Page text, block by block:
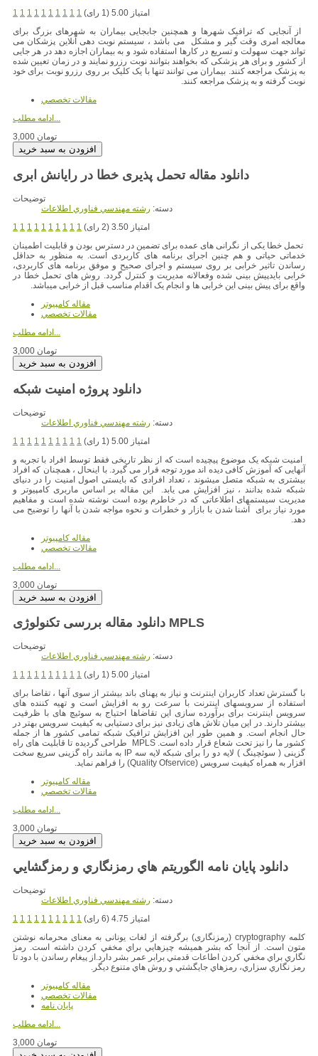
1 1 1 1 1 1 1 1 1 1
امتیاز 5.00 (1 رای)
از آنجایی که ترافیک شهرها و همچنین جابجایی بیماران به شهرهای بزرگ برای
معالجه امری وقت گیر و مشکل می باشد ، سیستم نوبت دهی آنلاین پزشکان می
تواند جهت سهولت و تسریع در کارها استفاده شود و به بیماران اجازه دهد در هر جایی
از کشور و برای هر پزشکی که بخواهند بتوانند نوبت رزرو نمایند و در زمان تعیین شده
به پزشک مراجعه کنند. بیماران می توانند تنها با یک کلیک بر روی رزرو نوبت برای خود
نوبت گرفته و به پزشک مراجعه کنند.
مقالات تخصصي
3,000 تومان
دانلود مقاله تحمل پذیری خطا در رایانش ابری
توضیحات
دسته: رشته مهندسي فناوري اطلاعات
1 1 1 1 1 1 1 1 1 1
امتیاز 3.50 (2 رای)
تحمل خطا یکی از نگرانی های عمده برای تضمین در دسترس بودن و قابلیت اطمینان
خدماتی حیاتی و هم چنین اجرای برنامه های کاربردی است. به منظور به حداقل
رساندن تاثیر خرابی بر روی سیستم و اجرای صحیح و موفق برنامه های کاربردی،
خرابی بایدپیش بینی شده وفعالانه مدیریت و کنترل گردد. روش های تحمل خطا در
واقع برای پیش بینی این خرابی ها و انجام یک اقدام مناسب قبل از خرابی میباشد.
مقاله کامپیوتر
مقالات تخصصي
3,000 تومان
دانلود پروژه امنیت شبکه
توضیحات
دسته: رشته مهندسي فناوري اطلاعات
1 1 1 1 1 1 1 1 1 1
امتیاز 5.00 (1 رای)
امنیت شبکه یک موضوع پیچیده است که از نظر تاریخی فقط توسط افراد با تجربه و
آنهایی که آموزش کافی دیده اند مورد توجه قرار می گیرد. با اینحال ، همچنان که افراد
بیشتری به شبکه متصل میشوند ، تعداد افرادی که بایستی اصول امنیت را در دنیای
شبکه شده بدانند ، نیز افزایش می یابد. این مقاله بر اساس ماربری کامپیوتر و
مدیریت سیستمهای اطلاعاتی که در خاطرم بوده است نوشته شده است و مفاهیم
مورد نیاز برای آشنا شدن با بازار و خطرات و نحوه مواجه شدن با آنها را توضیح می
دهد.
مقاله کامپیوتر
مقالات تخصصي
3,000 تومان
دانلود مقاله بررسی تکنولوژی MPLS
توضیحات
دسته: رشته مهندسي فناوري اطلاعات
1 1 1 1 1 1 1 1 1 1
امتیاز 5.00 (1 رای)
با گسترش تعداد کاربران اینترنت و نیاز به پهنای باند بیشتر از سوی آنها ، تقاضا برای
استفاده از سرویسهای اینترنت با سرعت رو به افزایش است و تهیه کننده های
سرویس اینترنت برای برآورده سازی این تقاضاها احتیاج به سوئیچ های با ظرفیت
بیشتر دارند. در این میان تلاش های زیادی نیز برای دستیابی به کیفیت سرویس بهتر در
حال انجام است. و همین طور این افزایش ترافیک شبکه تمامی کشور ها از جمله
کشور ما را نیز تحت شعاع قرار داده است. MPLS طراحی گردیده تا قابلیت های راه
گزینی ( سوئچینگ ) لایه دو را برای شبکه لایه سه IP به مانند راه گزینی سریع سخت
افزار به همراه کیفیت سرویس (Quality Ofservice) را فراهم نماید.
مقاله کامپیوتر
مقالات تخصصي
ادامه مطلب...
3,000 تومان
دانلود پایان نامه الگوريتم هاي رمزنگاري و رمزگشايي
توضیحات
دسته: رشته مهندسي فناوري اطلاعات
1 1 1 1 1 1 1 1 1 1
امتیاز 4.75 (6 رای)
کلمه cryptography (رمزنگاری) برگرفته از لغات یونانی به معنای محرمانه نوشتن
متون است. از آنجا كه بشر هميشه چيزهايي براي مخفي كردن داشته است. رمز
نگاري براي مخفي كردن اطاعات قدمتي برابر عمر بشر دارد.از پيغام رساندن با دود تا
رمز نگاري سزاري، رمزهاي جايگشتي و روش هاي متنوع ديگر.
مقاله کامپیوتر
مقالات تخصصي
پایان نامه
ادامه مطلب...
3,000 تومان